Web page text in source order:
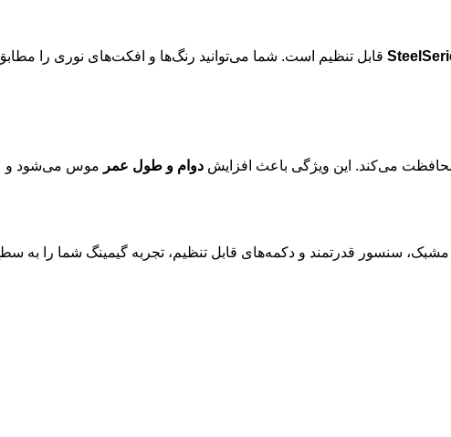
قابل تنظیم است. شما می‌توانید رنگ‌ها و افکت‌های نوری را
می‌کند. این ویژگی باعث افزایش دوام و طول عمر موس می‌شود و
سنسور قدرتمند و دکمه‌های قابل تنظیم، تجربه گیمینگ شما را به